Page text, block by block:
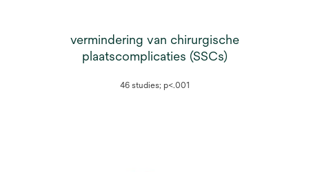
vermindering van chirurgische
plaatscomplicaties (SSCs)
46 studies; p<.001